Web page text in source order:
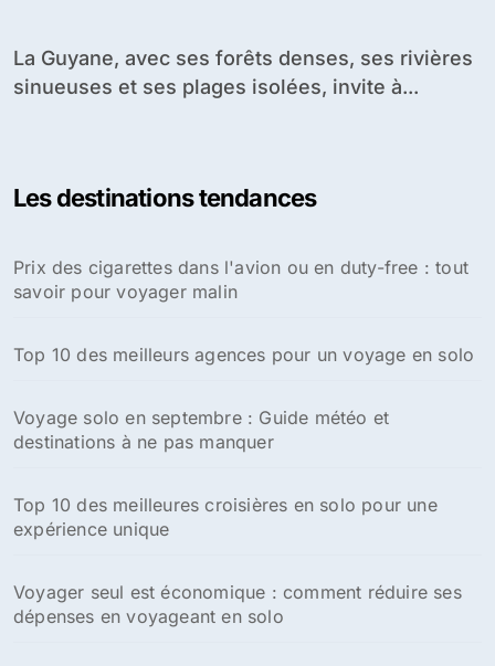
La Guyane, avec ses forêts denses, ses rivières
sinueuses et ses plages isolées, invite à...
Les destinations tendances
Prix des cigarettes dans l'avion ou en duty-free : tout
savoir pour voyager malin
Top 10 des meilleurs agences pour un voyage en solo
Voyage solo en septembre : Guide météo et
destinations à ne pas manquer
Top 10 des meilleures croisières en solo pour une
expérience unique
Voyager seul est économique : comment réduire ses
dépenses en voyageant en solo